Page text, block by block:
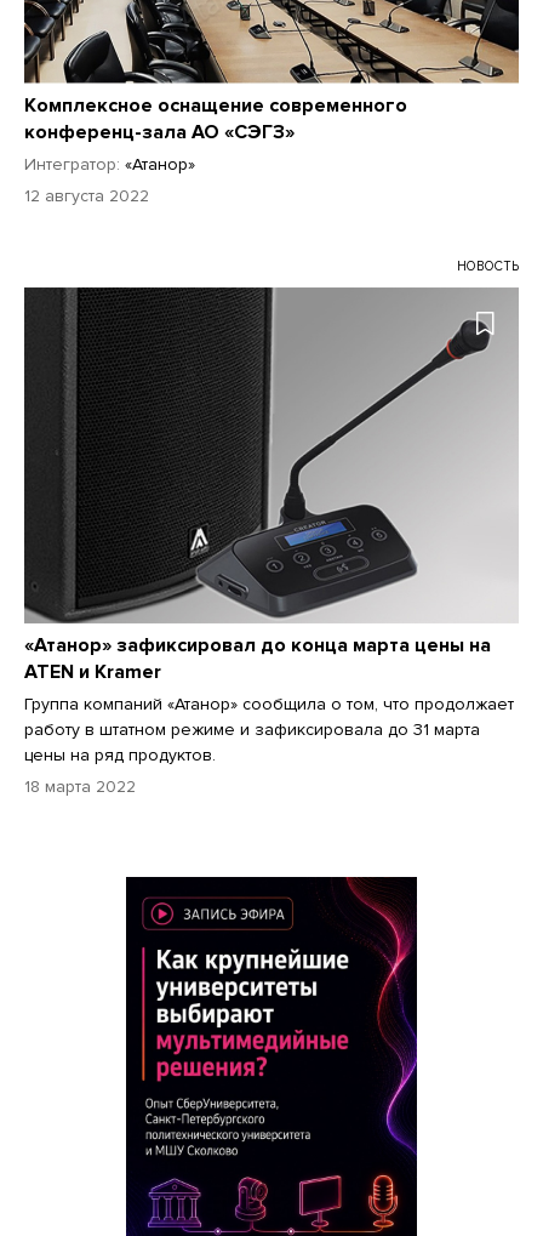
Комплексное оснащение современного
конференц-зала АО «СЭГЗ»
Интегратор: «Атанор»
12 августа 2022
НОВОСТЬ
«Атанор» зафиксировал до конца марта цены на
ATEN и Kramer
Группа компаний «Атанор» сообщила о том, что продолжает
работу в штатном режиме и зафиксировала до 31 марта
цены на ряд продуктов.
18 марта 2022